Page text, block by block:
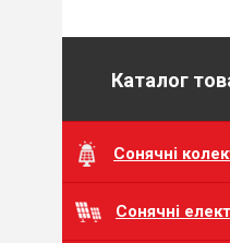
Каталог
Cонячні
Cонячні